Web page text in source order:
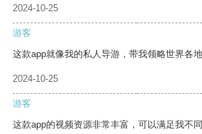
2024-10-25
游客
这款app就像我的私人导游，带我领略世界各地
2024-10-25
游客
这款app的视频资源非常丰富，可以满足我不同